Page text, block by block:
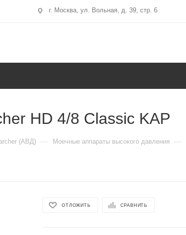
г. Москва, ул. Вольная, д. 39, стр. 6
HD 4/8 Classic KAP
(АВД) — Моечные аппараты высокого давления —
ОТЛОЖИТЬ СРАВНИТЬ